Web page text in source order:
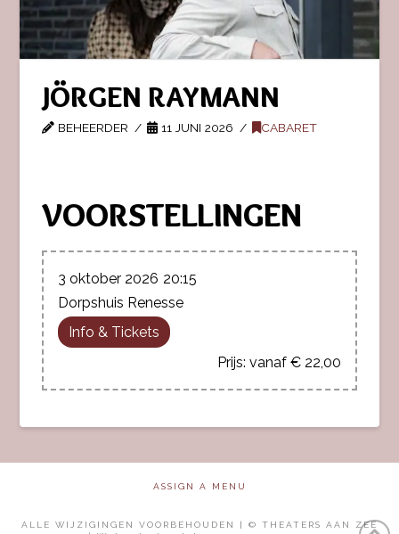
JÖRGEN RAYMANN
BEHEERDER 11 JUNI 2026 CABARET
VOORSTELLINGEN
3 oktober 2026 20:15
Dorpshuis Renesse
Info & Tickets
vanaf € 22,00
ASSIGN A MENU
ALLE WIJZIGINGEN VOORBEHOUDEN | © THEATERS AAN ZEE